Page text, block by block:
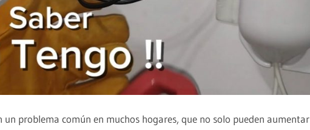
un problema común en muchos hogares, que no solo pueden aumentar